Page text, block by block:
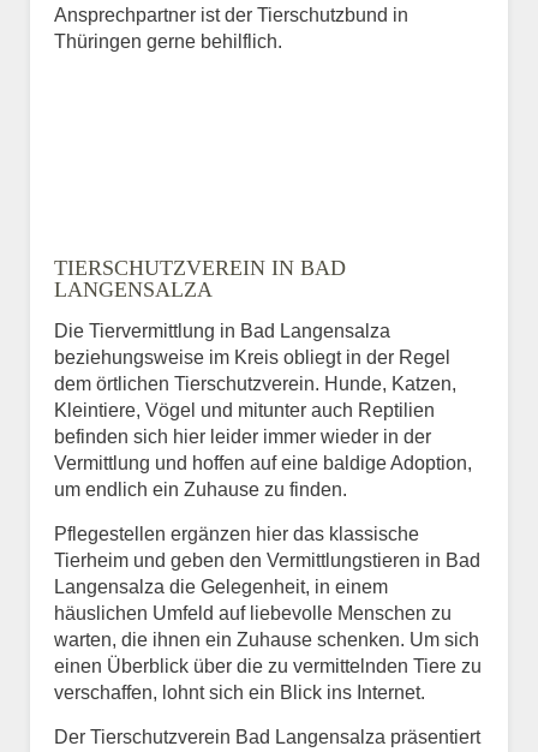
Ansprechpartner ist der Tierschutzbund in
Thüringen gerne behilflich.
TIERSCHUTZVEREIN IN BAD
LANGENSALZA
Die Tiervermittlung in Bad Langensalza
beziehungsweise im Kreis obliegt in der Regel
dem örtlichen Tierschutzverein. Hunde, Katzen,
Kleintiere, Vögel und mitunter auch Reptilien
befinden sich hier leider immer wieder in der
Vermittlung und hoffen auf eine baldige Adoption,
um endlich ein Zuhause zu finden.
Pflegestellen ergänzen hier das klassische
Tierheim und geben den Vermittlungstieren in Bad
Langensalza die Gelegenheit, in einem
häuslichen Umfeld auf liebevolle Menschen zu
warten, die ihnen ein Zuhause schenken. Um sich
einen Überblick über die zu vermittelnden Tiere zu
verschaffen, lohnt sich ein Blick ins Internet.
Der Tierschutzverein Bad Langensalza präsentiert